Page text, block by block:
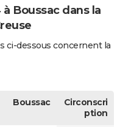
Boussac dans la
ci-dessous concernent la
Boussac
Circonscri
ption